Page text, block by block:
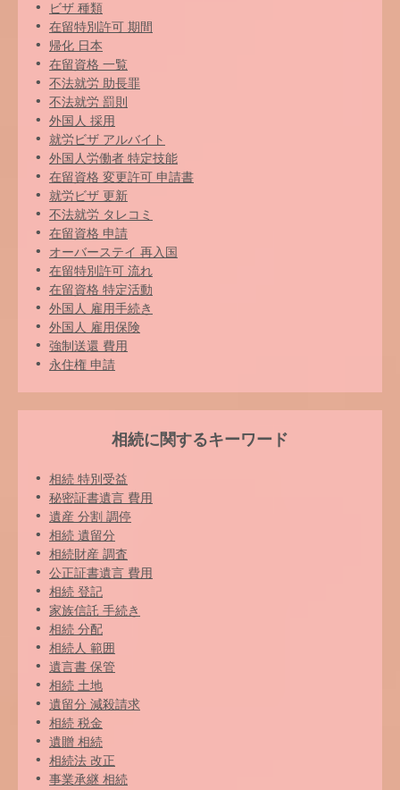
ビザ 種類
在留特別許可 期間
帰化 日本
在留資格 一覧
不法就労 助長罪
不法就労 罰則
外国人 採用
就労ビザ アルバイト
外国人労働者 特定技能
在留資格 変更許可 申請書
就労ビザ 更新
不法就労 タレコミ
在留資格 申請
オーバーステイ 再入国
在留特別許可 流れ
在留資格 特定活動
外国人 雇用手続き
外国人 雇用保険
強制送還 費用
永住権 申請
相続に関するキーワード
相続 特別受益
秘密証書遺言 費用
遺産 分割 調停
相続 遺留分
相続財産 調査
公正証書遺言 費用
相続 登記
家族信託 手続き
相続 分配
相続人 範囲
遺言書 保管
相続 土地
遺留分 減殺請求
相続 税金
遺贈 相続
相続法 改正
事業承継 相続